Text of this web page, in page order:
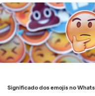
Significado dos emojis no